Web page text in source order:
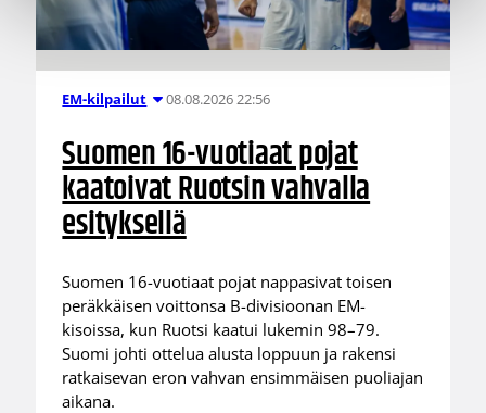
EM-kilpailut 08.08.2026 22:56
Suomen 16-vuotiaat pojat
kaatoivat Ruotsin vahvalla
esityksellä
Suomen 16-vuotiaat pojat nappasivat toisen
peräkkäisen voittonsa B-divisioonan EM-
kisoissa, kun Ruotsi kaatui lukemin 98–79.
Suomi johti ottelua alusta loppuun ja rakensi
ratkaisevan eron vahvan ensimmäisen puoliajan
aikana.